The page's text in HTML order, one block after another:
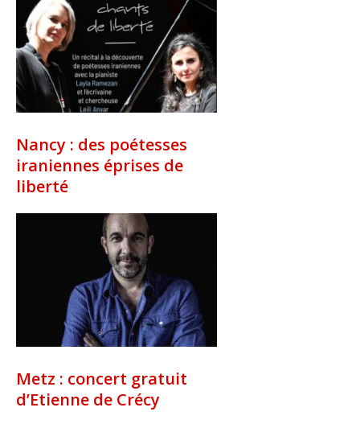
Nancy : des poétesses
iraniennes éprises de
liberté
Metz : concert gratuit
d’Etienne de Crécy